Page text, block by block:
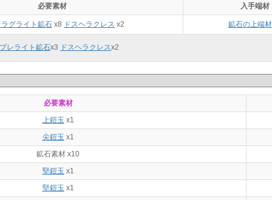
必要素材 入手端材
グライト鉱石 x8 ドスヘラクレス x2 鉱石の上端材
レライト鉱石x3 ドスヘラクレスx2
必要素材
上鎧玉 x1
尖鎧玉 x1
鉱石素材 x10
堅鎧玉 x1
堅鎧玉 x1